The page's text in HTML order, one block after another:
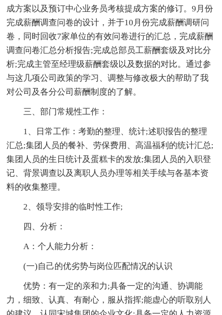
成方案以及预订中心业务员考核提成方案的修订。9月份
完成薪酬调查问卷的设计，并于10月份完成薪酬调研问
卷，同时回收7家单位的有效问卷进行的汇总，完成薪酬
调查问卷汇总分析报告;完成总部员工薪酬套级及对比分
析;完成主管至经理级薪酬套级以及数据的对比。通过参
与这几项公司政策的学习、调整与修改极大的帮助了我
对公司及各分公司薪酬制度的了解。
三、部门常规性工作：
1、日常工作：考勤的整理、统计;述职报告的整理
汇总;集团人员的餐补、劳保费用、高温福利的统计汇总;
集团人员的生日统计及蛋糕卡的发放;集团人员的入职登
记、背景调查以及离职人员办理等相关手续与各基本资
料的收集整理。
2、领导安排的临时性工作;
四、分析：
A：个人能力分析：
(一)自己的优劣势与岗位匹配情况的认识
优势：有一定的亲和力;具备一定的沟通、协调能
力，细致、认真、有耐心，服从指挥;能虚心的听取别人